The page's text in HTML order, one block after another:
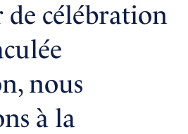
de célébration
nous
à la